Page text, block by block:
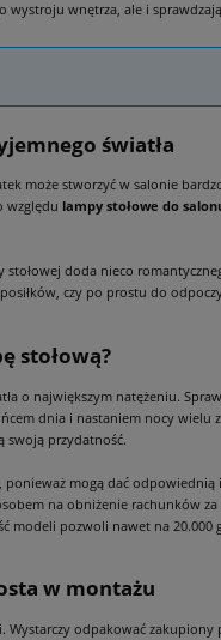
wnętrza, ale i
światła
może stworzyć w salonie
względu lampy stołowe do
doda nieco
czy po prostu do
stołową?
o największym natężeniu.
dnia i nastaniem nocy wielu
swoją przydatność.
mogą dać
na obniżenie rachunków za
pozwoli nawet na 20.000
w montażu
odpakować